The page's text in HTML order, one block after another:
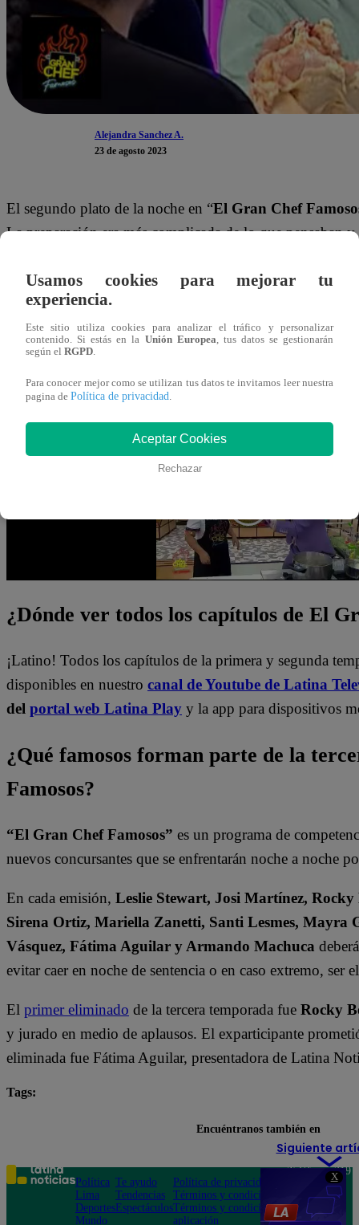
X
Alejandra Sanchez A.
23 de agosto 2023
El segundo plato de la noche en “El Gran Chef
La preparación era más complicada de lo que pensaban y
Con la finalidad de que el pollo se fría correctamente, el
abundante aceite. Pero el ‘tiktoker’ aseguró que era
muy fitness de mi parte”, aseveró.
Este miércoles, Mariella Zanetti, Josi Martínez, Beatriz
de Sentencia. Sin embargo, solo Mariella y Mayra
¿Dónde ver todos los capítulos de El
¡Latino! Todos los capítulos de la primera y segunda
disponibles en nuestro canal de Youtube de Latina
del portal web Latina Play y la app para dispositivos
¿Qué famosos forman parte de la
Famosos?
“El Gran Chef Famosos” es un programa de
nuevos concursantes que se enfrentarán noche a noche
En cada emisión, Leslie Stewart, Josi Martínez, Rocky
Sirena Ortiz, Mariella Zanetti, Santi Lesmes, Mayra
Vásquez, Fátima Aguilar y Armando Machuca
evitar caer en noche de sentencia o en caso extremo, ser
El primer eliminado de la tercera temporada fue Rocky
y jurado en medio de aplausos. El exparticipante
eliminada fue Fátima Aguilar, presentadora de Latina
Tags:
Siguiente
Usamos cookies para mejorar tu
experiencia.
Este sitio utiliza cookies para analizar el tráfico y personalizar
contenido. Si estás en la Unión Europea, tus datos se gestionarán
según el RGPD.
Para conocer mejor como se utilizan tus datos te invitamos leer nuestra
pagina de Política de privacidad.
Aceptar Cookies
Rechazar
Encuéntranos también en
Política
Lima
Deportes
Mundo
Te ayudo
Tendencias
Espectáculos
Política de privacidad
Términos y condiciones
Términos y condiciones
aplicación
Teléfono: 219
Av. San
Felipe 968
Jesús María